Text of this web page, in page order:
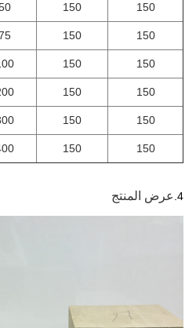
150
150
50
150
150
75
150
150
100
150
150
200
150
150
300
150
150
400
4. عرض المنتج